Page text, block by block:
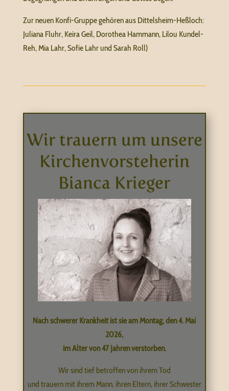
Zur neuen Konfi-Gruppe gehören aus Dittelsheim-Heßloch:
Juliana Fluhr, Keira Geil, Dorothea Hammann, Lilou Kundel-
Reh, Mia Lahr, Sofie Lahr und Sarah Roll)
Wir trauern um unsere
Kirchenvorsteherin
Bianca Krieger
Nach schwerer Krankheit ist sie am Montag, den 4. Mai
2026,
im Alter von 47 Jahren verstorben.
Wir sind tief betroffen von ihrem Tod
und trauern mit ihrem Mann, ihren Eltern, ihrer Schwester